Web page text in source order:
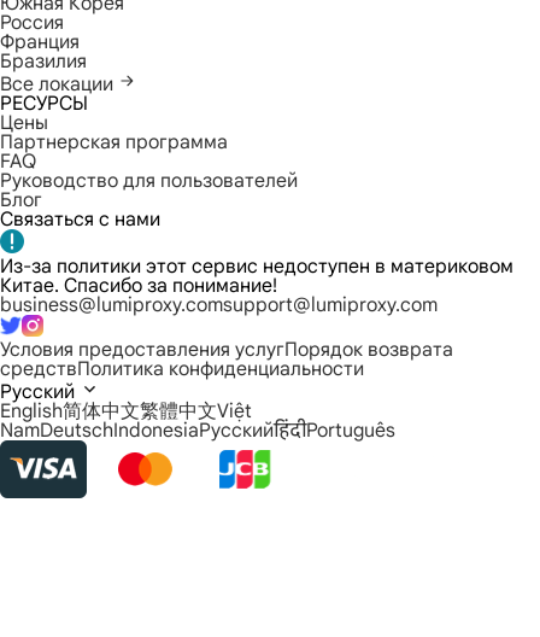
Россия
Франция
Бразилия
Все локации
РЕСУРСЫ
Цены
Партнерская программа
FAQ
Руководство для пользователей
Блог
Связаться с нами
Из-за политики этот сервис недоступен в материковом
Китае. Спасибо за понимание!
business@lumiproxy.comsupport@lumiproxy.com
Условия предоставления услугПорядок возврата
средствПолитика конфиденциальности
Русский
English简体中文繁體中文Việt
NamDeutschIndonesiaРусскийहिंदीPortuguês